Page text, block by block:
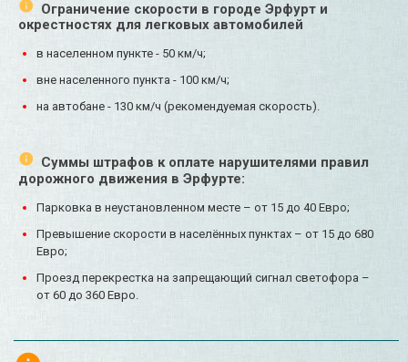
Ограничение скорости в городе Эрфурт и
окрестностях для легковых автомобилей
в населенном пункте - 50 км/ч;
вне населенного пункта - 100 км/ч;
на автобане - 130 км/ч (рекомендуемая скорость).
Суммы штрафов к оплате нарушителями правил
дорожного движения в Эрфурте:
Парковка в неустановленном месте – от 15 до 40 Евро;
Превышение скорости в населённых пунктах – от 15 до 680
Евро;
Проезд перекрестка на запрещающий сигнал светофора –
от 60 до 360 Евро.